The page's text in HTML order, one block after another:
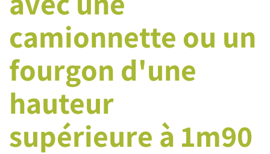
camionnette ou un
fourgon d'une
hauteur
supérieure à 1m90